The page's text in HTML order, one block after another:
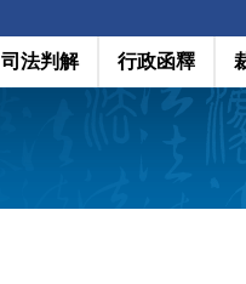
司法判解 行政函釋